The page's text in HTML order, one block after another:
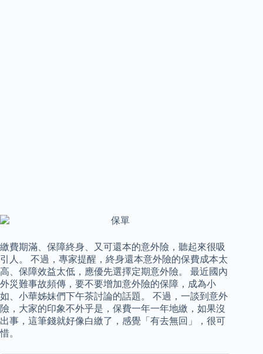
繳費期滿、保障終身、又可還本的意外險，聽起來很吸
引人。 不過，專家提醒，終身還本意外險的保費成本太
高、保障效益太低，應優先選擇定期意外險。 最近國內
外災難事故頻傳，要不要增加意外險的保障，成為小
如、小華姊妹們下午茶討論的話題。 不過，一談到意外
險，大家的印象不外乎是，保費一年一年地繳，如果沒
出事，這筆錢就好像白繳了，感覺「有去無回」，很可
惜。